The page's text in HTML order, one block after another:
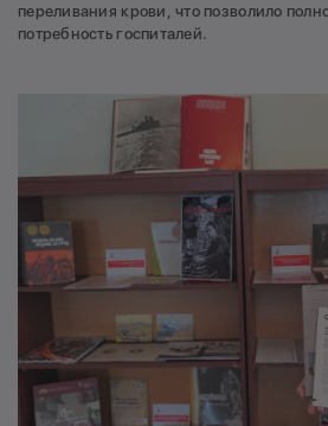
переливания крови, что позволило
потребность госпиталей.